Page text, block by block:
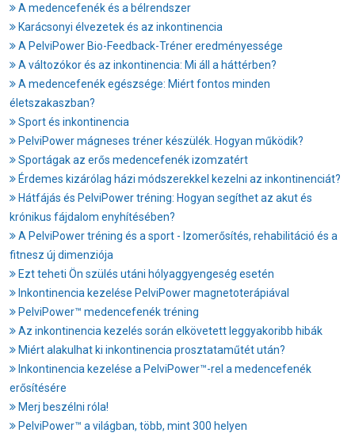
A medencefenék és a bélrendszer
Karácsonyi élvezetek és az inkontinencia
A PelviPower Bio-Feedback-Tréner eredményessége
A változókor és az inkontinencia: Mi áll a háttérben?
A medencefenék egészsége: Miért fontos minden
életszakaszban?
Sport és inkontinencia
PelviPower mágneses tréner készülék. Hogyan működik?
Sportágak az erős medencefenék izomzatért
Érdemes kizárólag házi módszerekkel kezelni az inkontinenciát?
Hátfájás és PelviPower tréning: Hogyan segíthet az akut és
krónikus fájdalom enyhítésében?
A PelviPower tréning és a sport - Izomerősítés, rehabilitáció és a
fitnesz új dimenziója
Ezt teheti Ön szülés utáni hólyaggyengeség esetén
Inkontinencia kezelése PelviPower magnetoterápiával
PelviPower™ medencefenék tréning
Az inkontinencia kezelés során elkövetett leggyakoribb hibák
Miért alakulhat ki inkontinencia prosztataműtét után?
Inkontinencia kezelése a PelviPower™-rel a medencefenék
erősítésére
Merj beszélni róla!
PelviPower™ a világban, több, mint 300 helyen